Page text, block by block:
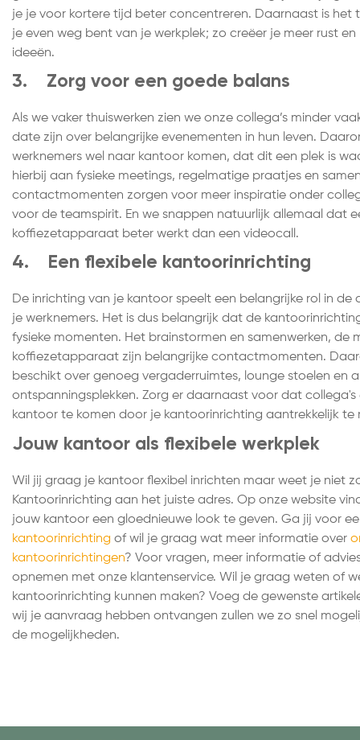
je je voor kortere tijd beter concentreren. Daarnaast is het
je even weg bent van je werkplek; zo creëer je meer rust
ideeën.
3. Zorg voor een goede balans
Als we vaker thuiswerken zien we onze collega’s minder
date zijn over belangrijke evenementen in hun leven.
werknemers wel naar kantoor komen, dat dit een plek is
hierbij aan fysieke meetings, regelmatige praatjes en
contactmomenten zorgen voor meer inspiratie onder
voor de teamspirit. En we snappen natuurlijk allemaal dat
koffiezetapparaat beter werkt dan een videocall.
4. Een flexibele kantoorinrichting
De inrichting van je kantoor speelt een belangrijke rol in
je werknemers. Het is dus belangrijk dat de
fysieke momenten. Het brainstormen en samenwerken, de
koffiezetapparaat zijn belangrijke contactmomenten.
beschikt over genoeg vergaderruimtes, lounge stoelen en
ontspanningsplekken. Zorg er daarnaast voor dat
kantoor te komen door je kantoorinrichting aantrekkelijk te
Jouw kantoor als flexibele werkplek
Wil jij graag je kantoor flexibel inrichten maar weet je niet
Kantoorinrichting aan het juiste adres. Op onze website
jouw kantoor een gloednieuwe look te geven. Ga jij voor
kantoorinrichting of wil je graag wat meer informatie over
kantoorinrichtingen? Voor vragen, meer informatie of
opnemen met onze klantenservice. Wil je graag weten of
kantoorinrichting kunnen maken? Voeg de gewenste
wij je aanvraag hebben ontvangen zullen we zo snel
de mogelijkheden.